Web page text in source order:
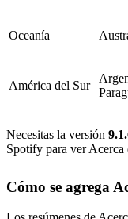
Oceanía
América del Sur
Necesitas la versión
Spotify para ver Acerca
Cómo se agrega